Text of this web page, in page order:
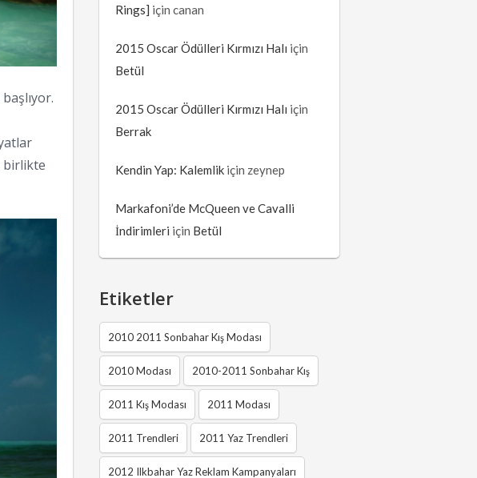
birlikte
Rings] için canan
2015 Oscar Ödülleri Kırmızı Halı için
Betül
2015 Oscar Ödülleri Kırmızı Halı için
Berrak
Kendin Yap: Kalemlik için zeynep
Markafoni’de McQueen ve Cavalli
İndirimleri için Betül
Etiketler
2010 2011 Sonbahar Kış Modası
2010 Modası 2010-2011 Sonbahar Kış
2011 Kış Modası 2011 Modası
2011 Trendleri 2011 Yaz Trendleri
2012 Ilkbahar Yaz Reklam Kampanyaları